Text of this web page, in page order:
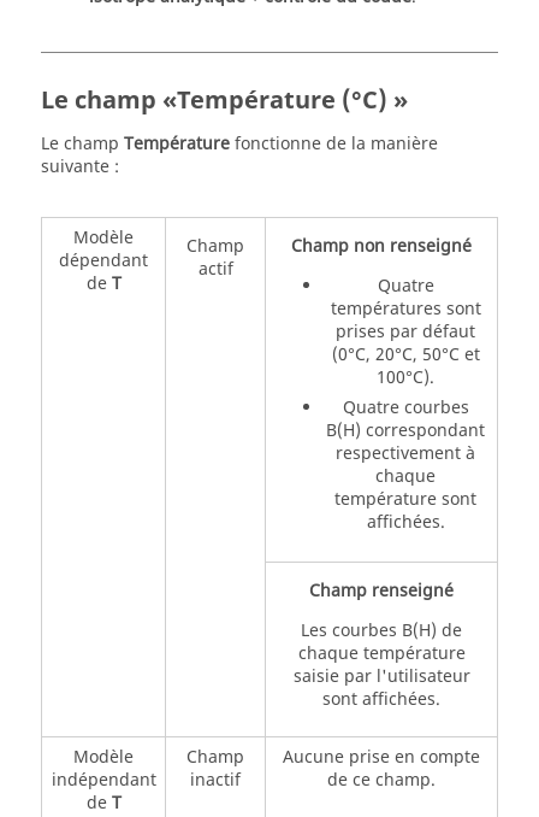
Le champ «Température (°C) »
Le champ Températurefonctionne de la manière
suivante :
Modèle
dépendant
deT
Champ
actif
Champ non renseigné
Quatre
températures sont
prises par défaut
(0°C, 20°C, 50°C et
100°C).
Quatre courbes
B(H) correspondant
respectivement à
chaque
température sont
affichées.
Champ renseigné
Les courbes B(H) de
chaque température
saisie par l'utilisateur
sont affichées.
Modèle
indépendant
deT
Champ
inactif
Aucune prise en compte
de ce champ.